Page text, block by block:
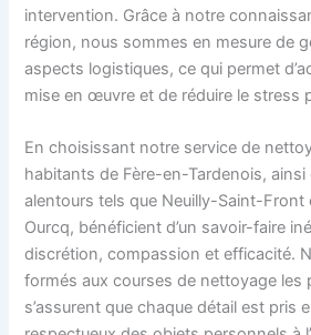
intervention. Grâce à notre
région, nous sommes en mesure de
aspects logistiques, ce qui permet
mise en œuvre et de réduire le stress
En choisissant notre service de
habitants de Fère-en-Tardenois, ainsi
alentours tels que Neuilly-Saint-
Ourcq, bénéficient d’un savoir-faire
discrétion, compassion et efficacité.
formés aux courses de nettoyage les
s’assurent que chaque détail est pris